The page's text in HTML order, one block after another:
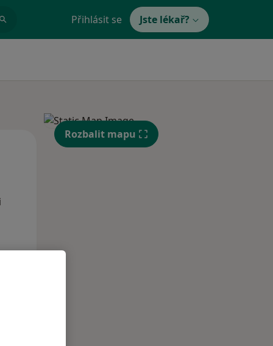
Přihlásit se Jste lékař?
Po Út
Rozbalit mapu